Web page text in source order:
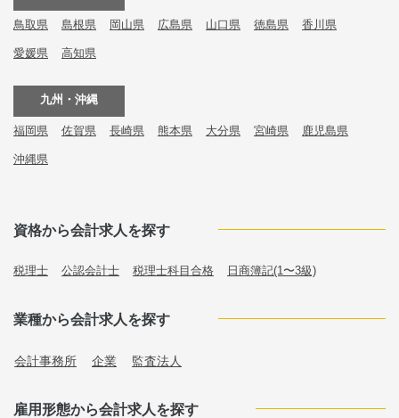
鳥取県 島根県 岡山県 広島県 山口県 徳島県 香川県
愛媛県 高知県
九州・沖縄
福岡県 佐賀県 長崎県 熊本県 大分県 宮崎県 鹿児島県
沖縄県
資格から会計求人を探す
税理士 公認会計士 税理士科目合格 日商簿記(1〜3級)
業種から会計求人を探す
会計事務所 企業 監査法人
雇用形態から会計求人を探す